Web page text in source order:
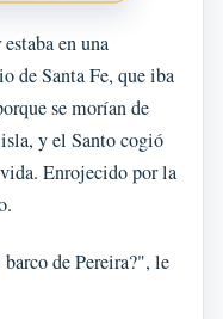
en una
de Santa Fe, que iba
se morían de
y el Santo cogió
Enrojecido por la
de Pereira?", le